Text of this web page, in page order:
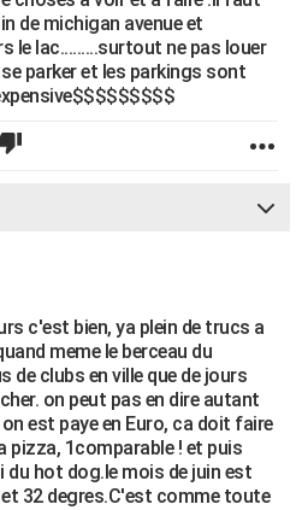
de michigan avenue et
le lac.........surtout ne pas louer
parker et les parkings sont
c'est bien, ya plein de trucs a
meme le berceau du
de clubs en ville que de jours
on peut pas en dire autant
est paye en Euro, ca doit faire
pizza, 1comparable ! et puis
du hot dog.le mois de juin est
32 degres.C'est comme toute